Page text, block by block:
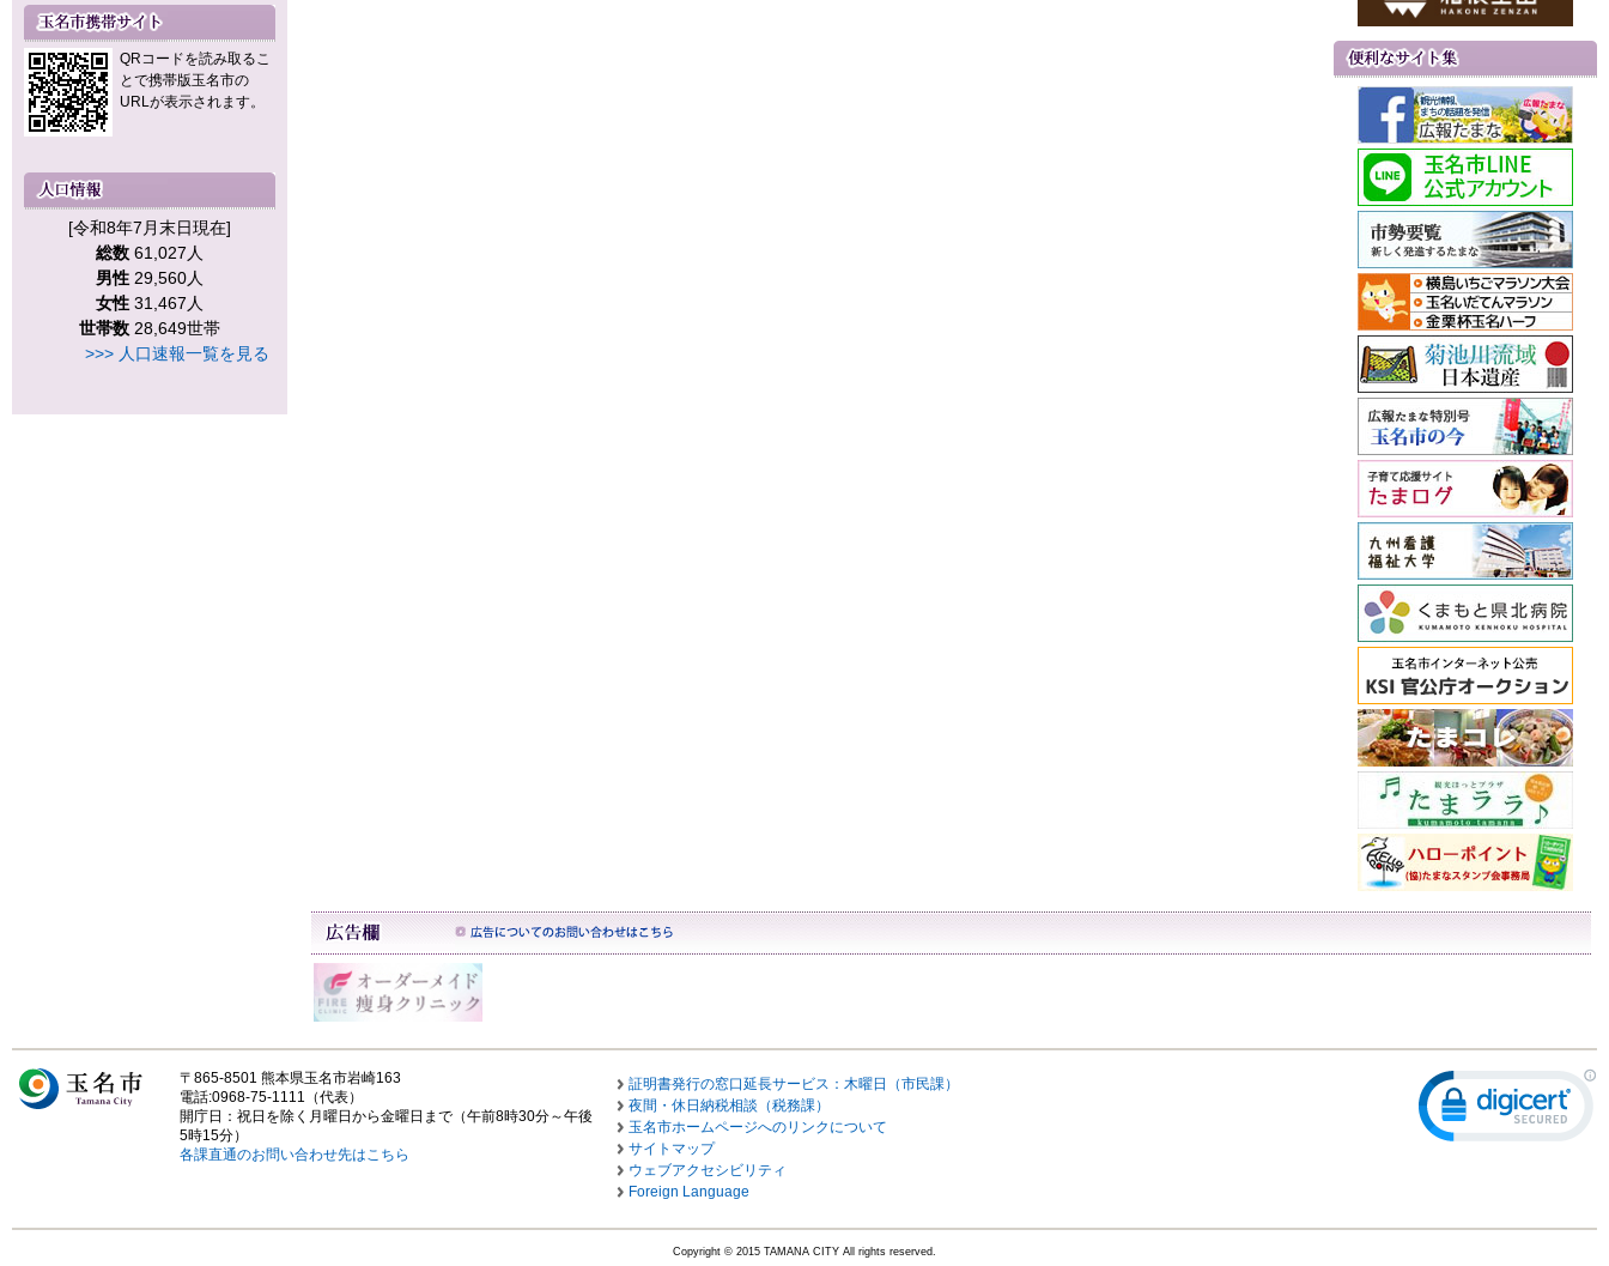
QRコードを読み取るこ
とで携帯版玉名市の
URLが表示されます。
[令和8年7月末日現在]
総数 61,027人
男性 29,560人
女性 31,467人
世帯数 28,649世帯
>>> 人口速報一覧を見る
〒865-8501 熊本県玉名市岩崎163
電話:0968-75-1111（代表）
開庁日：祝日を除く月曜日から金曜日まで（午前8時30分～午後
5時15分）
各課直通のお問い合わせ先はこちら
証明書発行の窓口延長サービス：木曜日（市民課）
夜間・休日納税相談（税務課）
玉名市ホームページへのリンクについて
サイトマップ
ウェブアクセシビリティ
Foreign Language
Copyright © 2015 TAMANA CITY All rights reserved.